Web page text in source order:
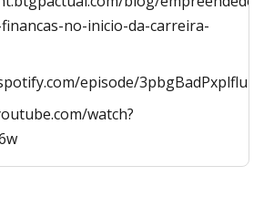
no-inicio-da-carreira-
episode/
watch?